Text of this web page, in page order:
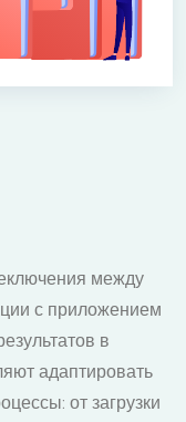
между
с приложением
в
адаптировать
от загрузки